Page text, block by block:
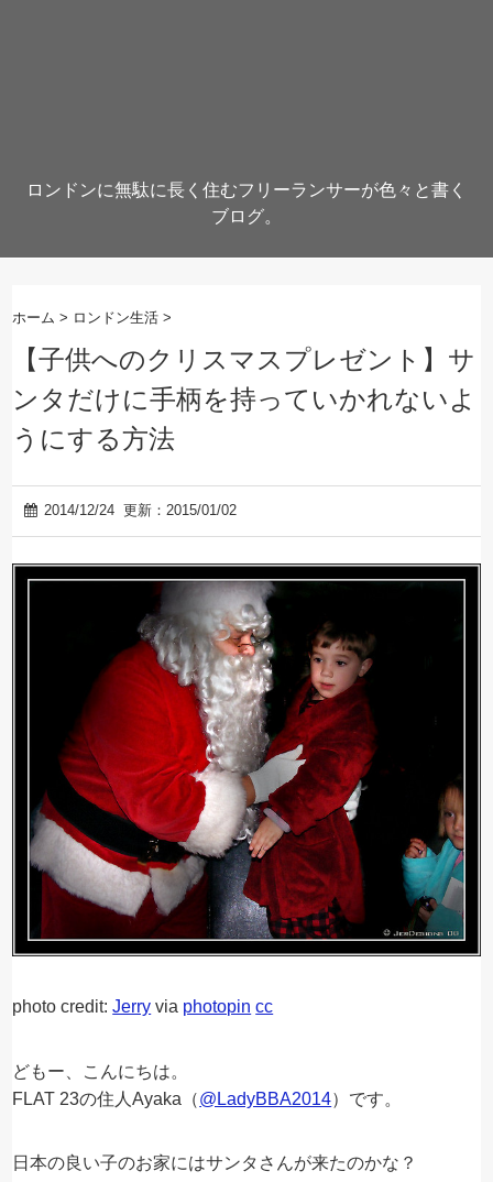
ロンドンに無駄に長く住むフリーランサーが色々と書く
ブログ。
ホーム > ロンドン生活 >
【子供へのクリスマスプレゼント】サ
ンタだけに手柄を持っていかれないよ
うにする方法
2014/12/24 更新：2015/01/02
photo credit:Јerry via photopin cc
どもー、こんにちは。
FLAT 23の住人Ayaka（@LadyBBA2014）です。
日本の良い子のお家にはサンタさんが来たのかな？